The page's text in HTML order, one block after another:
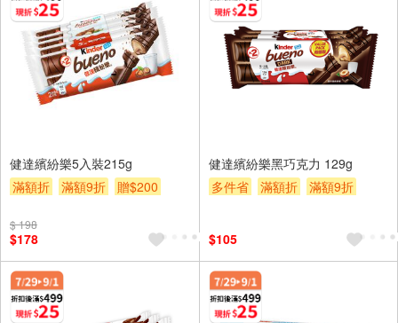
健達繽紛樂5入裝215g
滿額折
滿額9折 贈$200
$ 198
$178
健達繽紛樂黑巧克力 129g
多件省
滿額折
滿額9折
$105